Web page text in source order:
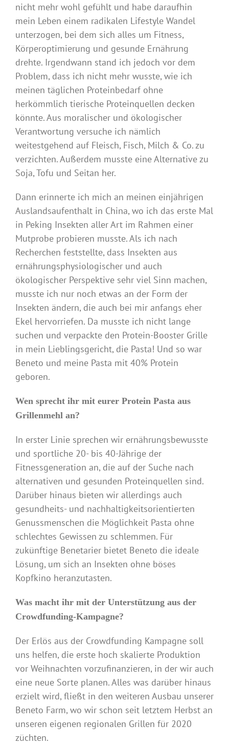
nicht mehr wohl gefühlt und habe daraufhin
mein Leben einem radikalen Lifestyle Wandel
unterzogen, bei dem sich alles um Fitness,
Körperoptimierung und gesunde Ernährung
drehte. Irgendwann stand ich jedoch vor dem
Problem, dass ich nicht mehr wusste, wie ich
meinen täglichen Proteinbedarf ohne
herkömmlich tierische Proteinquellen decken
könnte. Aus moralischer und ökologischer
Verantwortung versuche ich nämlich
weitestgehend auf Fleisch, Fisch, Milch & Co. zu
verzichten. Außerdem musste eine Alternative zu
Soja, Tofu und Seitan her.
Dann erinnerte ich mich an meinen einjährigen
Auslandsaufenthalt in China, wo ich das erste Mal
in Peking Insekten aller Art im Rahmen einer
Mutprobe probieren musste. Als ich nach
Recherchen feststellte, dass Insekten aus
ernährungsphysiologischer und auch
ökologischer Perspektive sehr viel Sinn machen,
musste ich nur noch etwas an der Form der
Insekten ändern, die auch bei mir anfangs eher
Ekel hervorriefen. Da musste ich nicht lange
suchen und verpackte den Protein-Booster Grille
in mein Lieblingsgericht, die Pasta! Und so war
Beneto und meine Pasta mit 40% Protein
geboren.
Wen sprecht ihr mit eurer Protein Pasta aus
Grillenmehl an?
In erster Linie sprechen wir ernährungsbewusste
und sportliche 20- bis 40-Jährige der
Fitnessgeneration an, die auf der Suche nach
alternativen und gesunden Proteinquellen sind.
Darüber hinaus bieten wir allerdings auch
gesundheits- und nachhaltigkeitsorientierten
Genussmenschen die Möglichkeit Pasta ohne
schlechtes Gewissen zu schlemmen. Für
zukünftige Benetarier bietet Beneto die ideale
Lösung, um sich an Insekten ohne böses
Kopfkino heranzutasten.
Was macht ihr mit der Unterstützung aus der
Crowdfunding-Kampagne?
Der Erlös aus der Crowdfunding Kampagne soll
uns helfen, die erste hoch skalierte Produktion
vor Weihnachten vorzufinanzieren, in der wir auch
eine neue Sorte planen. Alles was darüber hinaus
erzielt wird, fließt in den weiteren Ausbau unserer
Beneto Farm, wo wir schon seit letztem Herbst an
unseren eigenen regionalen Grillen für 2020
züchten.